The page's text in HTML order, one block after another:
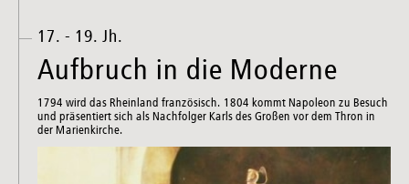
17. - 19. Jh.
Aufbruch in die Moderne
1794 wird das Rheinland französisch. 1804 kommt Napoleon zu Besuch
und präsentiert sich als Nachfolger Karls des Großen vor dem Thron in
der Marienkirche.